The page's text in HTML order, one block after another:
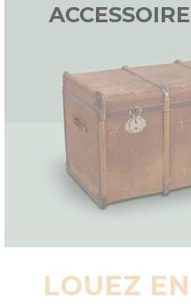
LOUEZ